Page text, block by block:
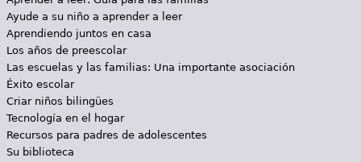
Ayude a su niño a aprender a leer
Aprendiendo juntos en casa
Los años de preescolar
Las escuelas y las familias: Una importante asociación
Éxito escolar
Criar niños bilingües
Tecnología en el hogar
Recursos para padres de adolescentes
Su biblioteca